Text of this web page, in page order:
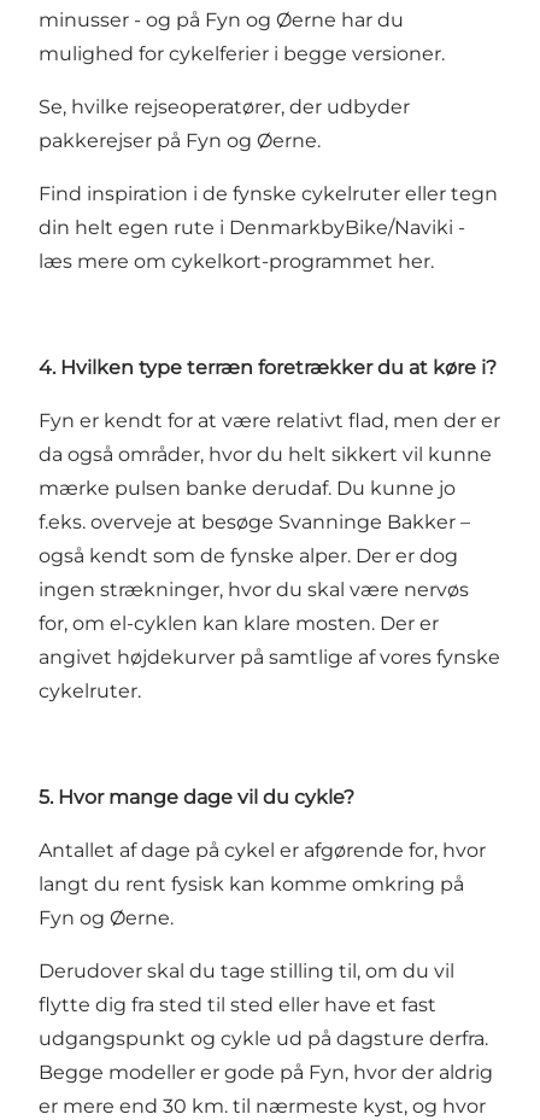
minusser - og på Fyn og Øerne har du
mulighed for cykelferier i begge versioner.
Se, hvilke rejseoperatører, der udbyder
pakkerejser på Fyn og Øerne.
Find inspiration i de fynske cykelruter eller tegn
din helt egen rute i DenmarkbyBike/Naviki -
læs mere om cykelkort-programmet her.
4. Hvilken type terræn foretrækker du at køre i?
Fyn er kendt for at være relativt flad, men der er
da også områder, hvor du helt sikkert vil kunne
mærke pulsen banke derudaf. Du kunne jo
f.eks. overveje at besøge Svanninge Bakker –
også kendt som de fynske alper. Der er dog
ingen strækninger, hvor du skal være nervøs
for, om el-cyklen kan klare mosten. Der er
angivet højdekurver på samtlige af vores fynske
cykelruter.
5. Hvor mange dage vil du cykle?
Antallet af dage på cykel er afgørende for, hvor
langt du rent fysisk kan komme omkring på
Fyn og Øerne.
Derudover skal du tage stilling til, om du vil
flytte dig fra sted til sted eller have et fast
udgangspunkt og cykle ud på dagsture derfra.
Begge modeller er gode på Fyn, hvor der aldrig
er mere end 30 km. til nærmeste kyst, og hvor